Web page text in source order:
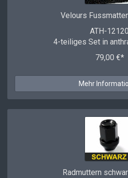
Velours
ATH-12120
4-teiliges Set in
79,00 €*
Mehr
Radmuttern